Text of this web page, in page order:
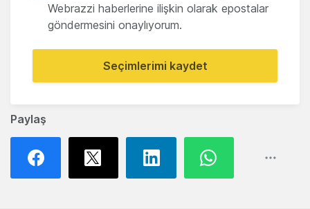
Paylaş
Webrazzi haberlerine ilişkin olarak epostalar
göndermesini onaylıyorum.
Seçimlerimi kaydet